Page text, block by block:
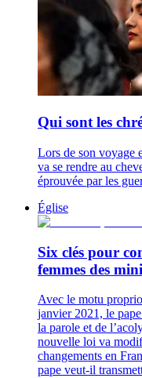
Qui sont les
Lors de son voyage
va se rendre au
éprouvée par les
Église
Six clés pour
femmes des
Avec le motu
janvier 2021, le
la parole et de
nouvelle loi va
changements en
pape veut-il